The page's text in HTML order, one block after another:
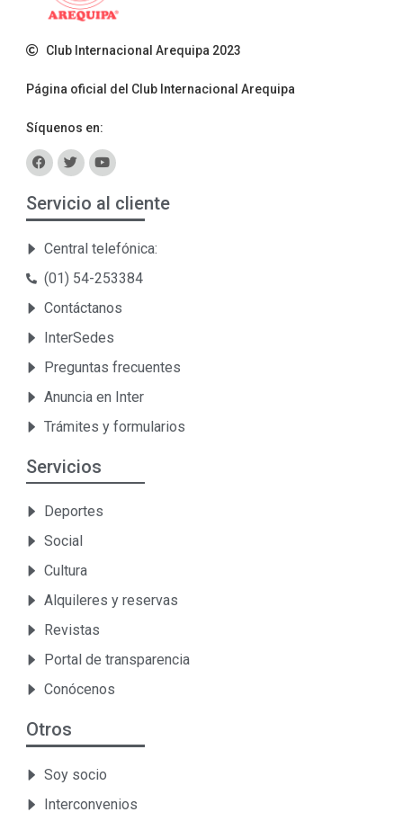
Club Internacional Arequipa 2023
Página oficial del Club Internacional Arequipa
Síquenos en:
Servicio al cliente
Central telefónica:
(01) 54-253384
Contáctanos
InterSedes
Preguntas frecuentes
Anuncia en Inter
Trámites y formularios
Servicios
Deportes
Social
Cultura
Alquileres y reservas
Revistas
Portal de transparencia
Conócenos
Otros
Soy socio
Interconvenios